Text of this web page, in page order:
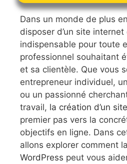
Dans un monde de plus
disposer d’un site
indispensable pour toute
professionnel souhaitant
et sa clientèle. Que vous
entrepreneur individuel,
ou un passionné
travail, la création d’un
premier pas vers la
objectifs en ligne. Dans
allons explorer comment
WordPress peut vous